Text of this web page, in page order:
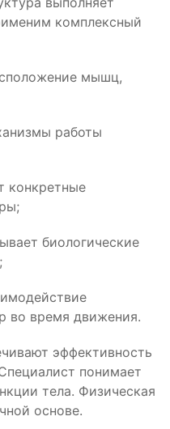
комплексный
мышц,
работы
конкретные
биологические
во время движения.
эффективность
понимает
тела. Физическая
основе.